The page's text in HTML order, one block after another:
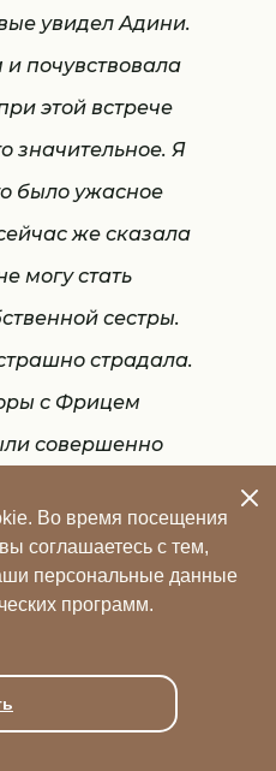
Во время посещения
соглашаетесь с тем,
персональные данные
программ.
увидел Адини.
почувствовала
этой встрече
значительное. Я
было ужасное
же сказала
могу стать
сестры.
страдала.
с Фрицем
совершенно
только появиться
сейчас же
августейших особ